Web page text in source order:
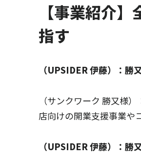
【事業紹介
指す
（UPSIDER 伊藤）：勝
（サンクワーク 勝又様
店向けの開業支援事業や
（UPSIDER 伊藤）：勝